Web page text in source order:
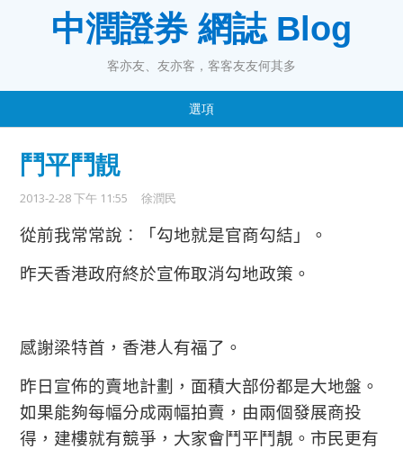
中潤證券 網誌 Blog
客亦友、友亦客，客客友友何其多
選項
鬥平鬥靚
2013-2-28 下午 11:55 徐潤民
從前我常常說︰「勾地就是官商勾結」。
昨天香港政府終於宣佈取消勾地政策。
感謝梁特首，香港人有福了。
昨日宣佈的賣地計劃，面積大部份都是大地盤。
如果能夠每幅分成兩幅拍賣，由兩個發展商投
得，建樓就有競爭，大家會鬥平鬥靚。市民更有